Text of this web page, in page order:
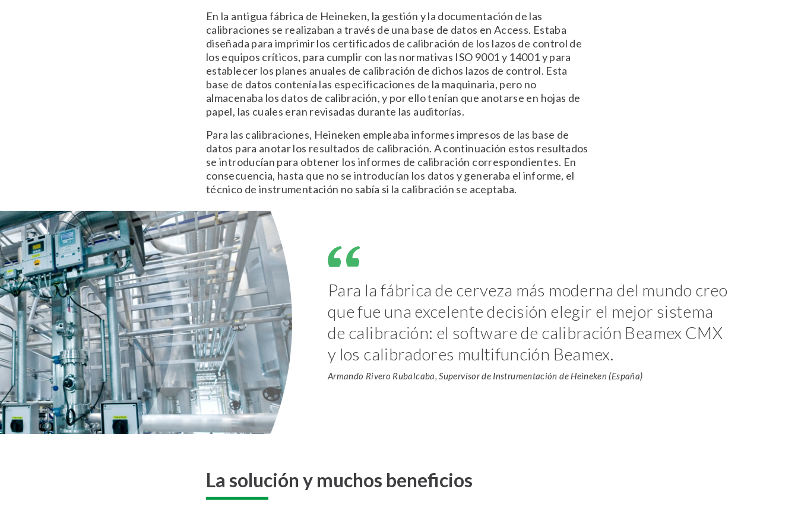
En la antigua fábrica de Heineken, la gestión y la documentación de las
calibraciones se realizaban a través de una base de datos en Access. Estaba
diseñada para imprimir los certificados de calibración de los lazos de control de
los equipos críticos, para cumplir con las normativas ISO 9001 y 14001 y para
establecer los planes anuales de calibración de dichos lazos de control. Esta
base de datos contenía las especificaciones de la maquinaria, pero no
almacenaba los datos de calibración, y por ello tenían que anotarse en hojas de
papel, las cuales eran revisadas durante las auditorías.
Para las calibraciones, Heineken empleaba informes impresos de las base de
datos para anotar los resultados de calibración. A continuación estos resultados
se introducían para obtener los informes de calibración correspondientes. En
consecuencia, hasta que no se introducían los datos y generaba el informe, el
técnico de instrumentación no sabía si la calibración se aceptaba.
Para la fábrica de cerveza más moderna del mundo creo
que fue una excelente decisión elegir el mejor sistema
de calibración: el software de calibración Beamex CMX
y los calibradores multifunción Beamex.
Armando Rivero Rubalcaba, Supervisor de Instrumentación de Heineken (España)
La solución y muchos beneficios